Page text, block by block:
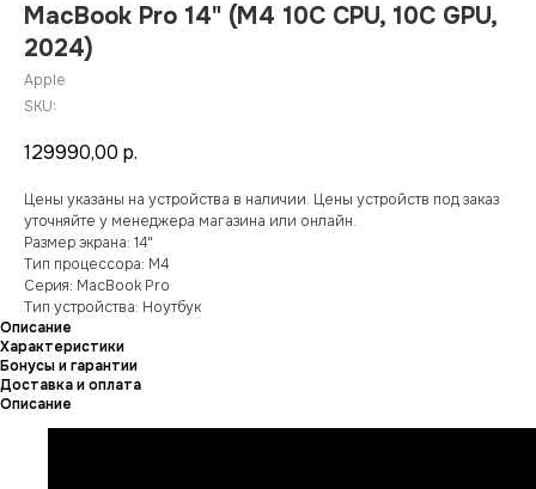
MacBook Pro 14" (M4 10C CPU, 10C GPU,
2024)
Apple
SKU:
129990,00 р.
Цены указаны на устройства в наличии. Цены устройств под заказ
уточняйте у менеджера магазина или онлайн.
Размер экрана: 14"
Тип процессора: M4
Серия: MacBook Pro
Тип устройства: Ноутбук
Описание
Характеристики
Бонусы и гарантии
Доставка и оплата
Описание